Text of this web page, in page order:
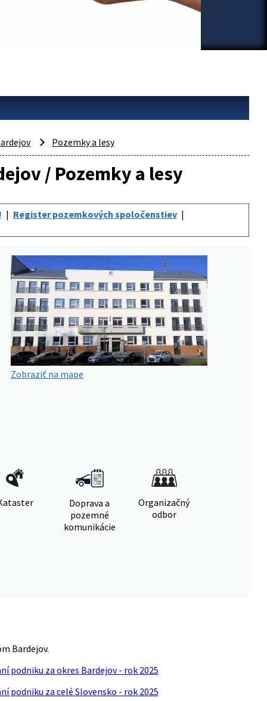
Pozemky a lesy
/ Pozemky a lesy
Register pozemkových spoločenstiev
Zobraziť na mape
Doprava a
pozemné
komunikácie
Organizačný
odbor
Bardejov.
podniku za okres Bardejov - rok 2025
podniku za celé Slovensko - rok 2025